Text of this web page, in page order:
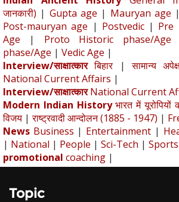
जानकारी) | Gupta age | Mauryan age |
Post-mauryan age | Postvedic| Pre
Age | Proto Historic phase/Age
phase/Age | Vedic Age |
Interview/साक्षात्कार बिहार |सामान्य
National Current Affairs |
Interview/साक्षात्कार National Current
Modern Indian History भारत में
विजय |राष्ट्रवादी आन्दोलन (1885 - 1947) |
News Business | Entertainment |
| National | People | Sci-Tech | Sports
promotional coaching |
Topic